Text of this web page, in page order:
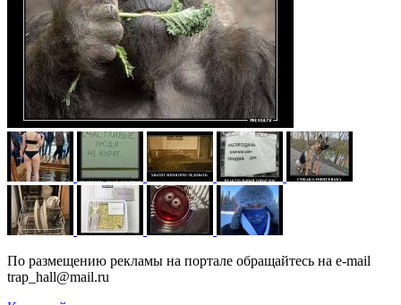
По размещению рекламы на портале обращайтесь на e-mail
trap_hall@mail.ru